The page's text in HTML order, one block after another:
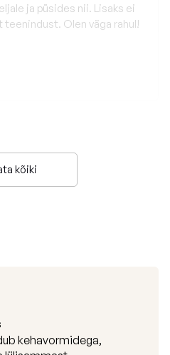
ja püsides nii. Lisaks ei
Olen väga rahul!
kõiki
kehavormidega,